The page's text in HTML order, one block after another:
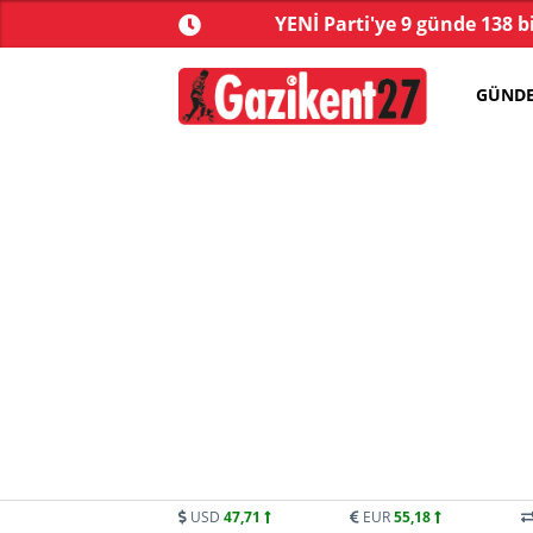
kabul edildi! YENİ Parti'ye 9 günde 138
USD 47,71 EUR55,18